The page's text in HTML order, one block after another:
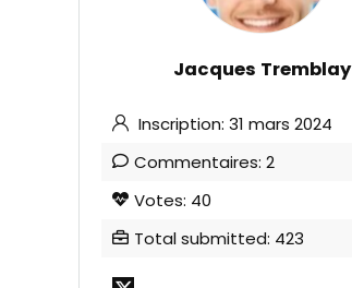
Jacques Tremblay
Inscription: 31 mars 2024
Commentaires: 2
Votes: 40
Total submitted: 423